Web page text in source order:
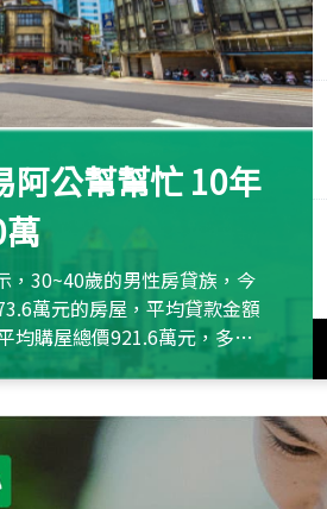
阿公幫幫忙 10年
，30~40歲的男性房貸族，今
萬元的房屋，平均貸款金額
均購屋總價921.6萬元，多出